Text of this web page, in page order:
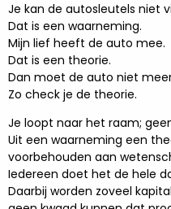
Je kan de autosleutels niet
Dat is een waarneming.
Mijn lief heeft de auto mee.
Dat is een theorie.
Dan moet de auto niet
Zo check je de theorie.
Je loopt naar het raam;
Uit een waarneming een
voorbehouden aan
Iedereen doet het de hele
Daarbij worden zoveel